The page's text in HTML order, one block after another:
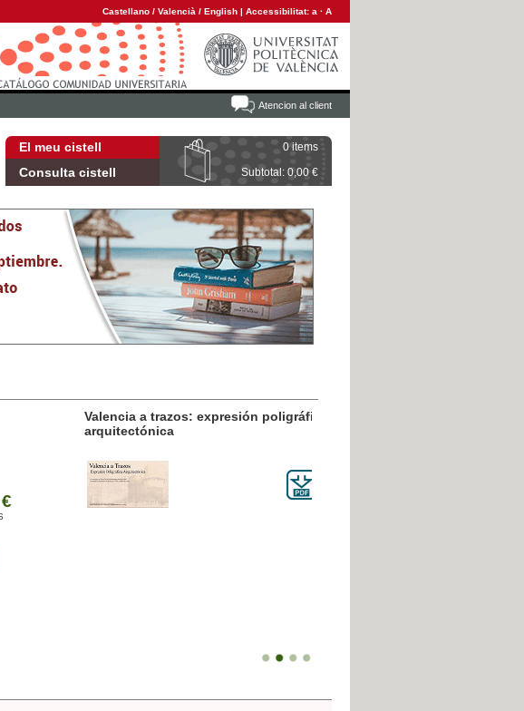
Castellano / Valencià / English | Accessibilitat: a · A
Atencion al client
El meu cistell 0 items
Consulta cistell Subtotal: 0,00 €
a trazos: expresión poligráfica